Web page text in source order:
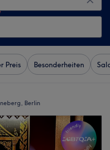
Preis Besonderheiten
Berlin